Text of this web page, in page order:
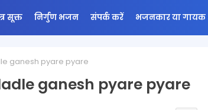
सूक्त निर्गुण भजन संपर्क करें भजनकार या गायक
ganesh pyare pyare
ganesh pyare pyare